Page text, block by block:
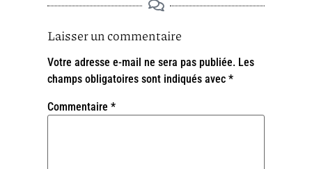
Laisser un commentaire
Votre adresse e-mail ne sera pas publiée. Les
champs obligatoires sont indiqués avec *
Commentaire *